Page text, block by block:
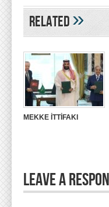
Related»
MEKKE İTTİFAKI
Leave A